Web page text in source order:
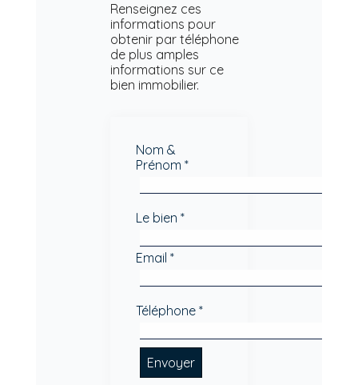
Renseignez ces
informations pour
obtenir par téléphone
de plus amples
informations sur ce
bien immobilier.
Nom &
Prénom *
Le bien *
Email *
Téléphone *